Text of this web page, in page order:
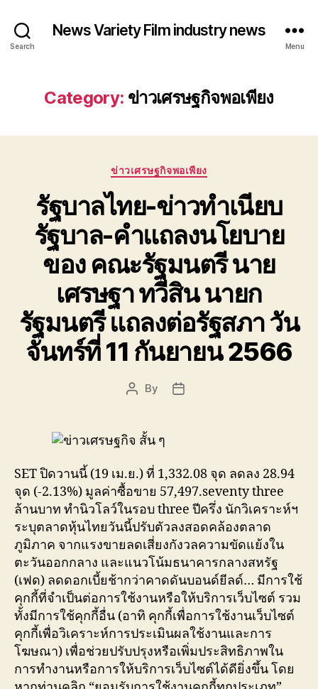
Search
News Variety Film industry news
Menu
Category: ข่าวเศรษฐกิจพอเพียง
Categories
ข่าวเศรษฐกิจพอเพียง
รัฐบาลไทย-ข่าวทำเนียบ
รัฐบาล-คำแถลงนโยบาย
ของ คณะรัฐมนตรี นาย
เศรษฐา ทวีสิน นายก
รัฐมนตรี แถลงต่อรัฐสภา วัน
จันทร์ที่ 11 กันยายน 2566
Post
By
Post
SET ปิดวานนี้ (19 เม.ย.) ที่ 1,332.08 จุด ลดลง 28.94
จุด (-2.13%) มูลค่าซื้อขาย 57,497.seventy three
ล้านบาท ทำนิวโลว์ในรอบ three ปีครึ่ง นักวิเคราะห์ฯ
ระบุตลาดหุ้นไทยวันนี้ปรับตัวลงสอดคล้องตลาด
ภูมิภาค จากแรงขายลดเสี่ยงกังวลความขัดแย้งใน
ตะวันออกกลาง และแนวโน้มธนาคารกลางสหรัฐ
(เฟด) ลดดอกเบี้ยช้ากว่าคาดดันบอนด์ยีลด์… มีการใช้
คุกกี้ที่จำเป็นต่อการใช้งานหรือให้บริการเว็บไซต์ รวม
ทั้งมีการใช้คุกกี้อื่น (อาทิ คุกกี้เพื่อการใช้งานเว็บไซต์
คุกกี้เพื่อวิเคราะห์การประเมินผลใช้งานและการ
โฆษณา) เพื่อช่วยปรับปรุงหรือเพิ่มประสิทธิภาพใน
การทำงานหรือการให้บริการเว็บไซต์ได้ดียิ่งขึ้น โดย